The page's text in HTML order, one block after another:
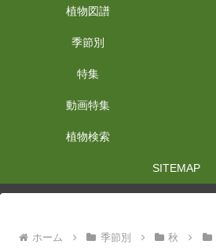
植物図譜
季節別
特集
動画特集
植物検索
SITEMAP
ホーム 季節別 秋